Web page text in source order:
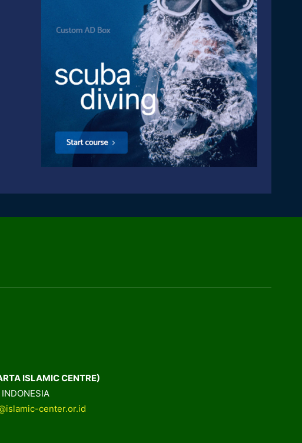
ISLAMIC CENTRE)
center.or.id